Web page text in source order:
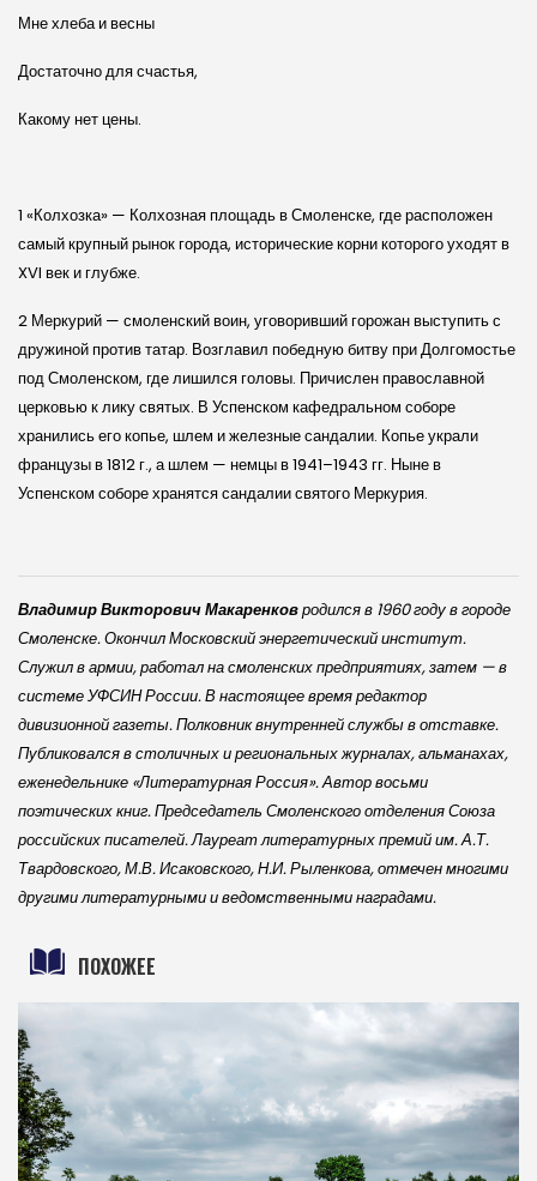
Мне хлеба и весны
Достаточно для счастья,
Какому нет цены.
1 «Колхозка» — Колхозная площадь в Смоленске, где расположен
самый крупный рынок города, исторические корни которого уходят в
XVI век и глубже.
2 Меркурий — смоленский воин, уговоривший горожан выступить с
дружиной против татар. Возглавил победную битву при Долгомостье
под Смоленском, где лишился головы. Причислен православной
церковью к лику святых. В Успенском кафедральном соборе
хранились его копье, шлем и железные сандалии. Копье украли
французы в 1812 г., а шлем — немцы в 1941–1943 гг. Ныне в
Успенском соборе хранятся сандалии святого Меркурия.
Владимир Викторович Макаренковродился в 1960 году в городе
Смоленске. Окончил Московский энергетический институт.
Служил в армии, работал на смоленских предприятиях, затем — в
системе УФСИН России. В настоящее время редактор
дивизионной газеты. Полковник внутренней службы в отставке.
Публиковался в столичных и региональных журналах, альманахах,
еженедельнике «Литературная Россия». Автор восьми
поэтических книг. Председатель Смоленского отделения Союза
российских писателей. Лауреат литературных премий им. А.Т.
Твардовского, М.В. Исаковского, Н.И. Рыленкова, отмечен многими
другими литературными и ведомственными наградами.
ПОХОЖЕЕ